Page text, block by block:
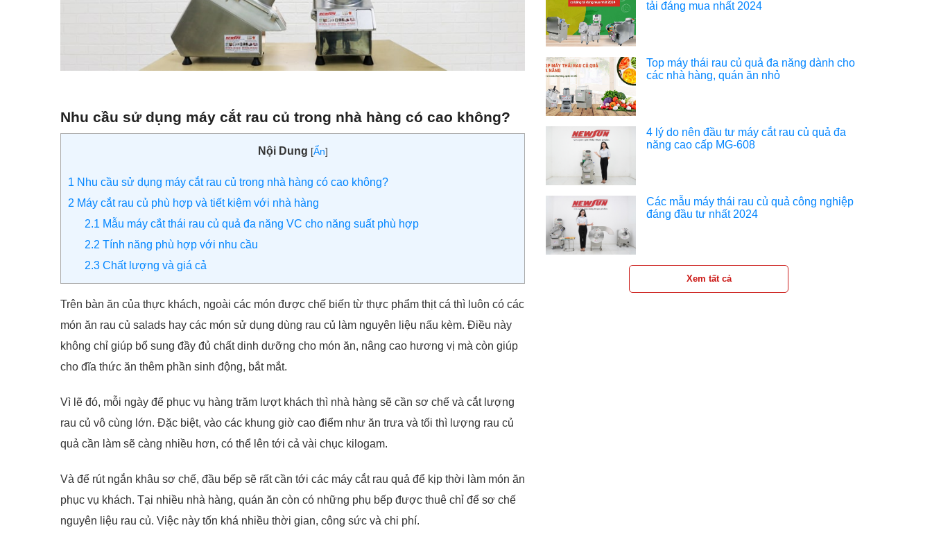
Nhu cầu sử dụng máy cắt rau củ trong nhà hàng có cao không?
Nội Dung [Ẩn]
1 Nhu cầu sử dụng máy cắt rau củ trong nhà hàng có cao không?
2 Máy cắt rau củ phù hợp và tiết kiệm với nhà hàng
2.1 Mẫu máy cắt thái rau củ quả đa năng VC cho năng suất phù hợp
2.2 Tính năng phù hợp với nhu cầu
2.3 Chất lượng và giá cả
Trên bàn ăn của thực khách, ngoài các món được chế biến từ thực phẩm thịt cá thì luôn có các
món ăn rau củ salads hay các món sử dụng dùng rau củ làm nguyên liệu nấu kèm. Điều này
không chỉ giúp bổ sung đầy đủ chất dinh dưỡng cho món ăn, nâng cao hương vị mà còn giúp
cho đĩa thức ăn thêm phần sinh động, bắt mắt.
Vì lẽ đó, mỗi ngày để phục vụ hàng trăm lượt khách thì nhà hàng sẽ cần sơ chế và cắt lượng
rau củ vô cùng lớn. Đặc biệt, vào các khung giờ cao điểm như ăn trưa và tối thì lượng rau củ
quả cần làm sẽ càng nhiều hơn, có thể lên tới cả vài chục kilogam.
Và để rút ngắn khâu sơ chế, đầu bếp sẽ rất cần tới các máy cắt rau quả để kịp thời làm món ăn
phục vụ khách. Tại nhiều nhà hàng, quán ăn còn có những phụ bếp được thuê chỉ để sơ chế
nguyên liệu rau củ. Việc này tốn khá nhiều thời gian, công sức và chi phí.
tải đáng mua nhất 2024
Top máy thái rau củ quả đa năng dành cho
các nhà hàng, quán ăn nhỏ
4 lý do nên đầu tư máy cắt rau củ quả đa
năng cao cấp MG-608
Các mẫu máy thái rau củ quả công nghiệp
đáng đầu tư nhất 2024
Xem tất cả